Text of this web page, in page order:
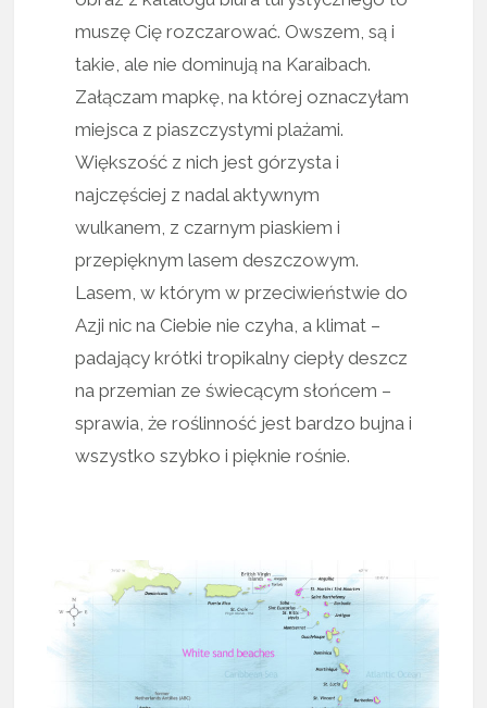
muszę Cię rozczarować. Owszem, są i
takie, ale nie dominują na Karaibach.
Załączam mapkę, na której oznaczyłam
miejsca z piaszczystymi plażami.
Większość z nich jest górzysta i
najczęściej z nadal aktywnym
wulkanem, z czarnym piaskiem i
przepięknym lasem deszczowym.
Lasem, w którym w przeciwieństwie do
Azji nic na Ciebie nie czyha, a klimat –
padający krótki tropikalny ciepły deszcz
na przemian ze świecącym słońcem –
sprawia, że roślinność jest bardzo bujna i
wszystko szybko i pięknie rośnie.